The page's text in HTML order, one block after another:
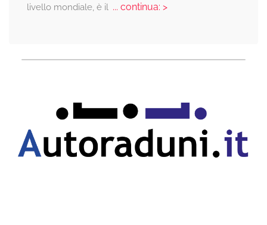
livello mondiale, è il ... continua: >